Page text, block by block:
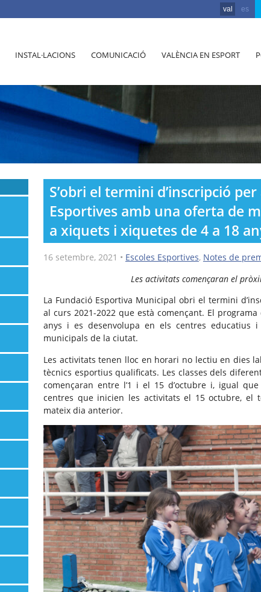
val es
INSTAL·LACIONS COMUNICACIÓ VALÈNCIA EN ESPORT
S’obri el termini d’inscripció per
Esportives amb una oferta de
a xiquets i xiquetes de 4 a 18
16 setembre, 2021 • Escoles Esportives, Notes de
Les activitats començaran el
La Fundació Esportiva Municipal obri el termini
al curs 2021-2022 que està començant. El
anys i es desenvolupa en els centres educatius i
municipals de la ciutat.
Les activitats tenen lloc en horari no lectiu en dies
tècnics esportius qualificats. Les classes dels
començaran entre l’1 i el 15 d’octubre i, igual
centres que inicien les activitats el 15 octubre, el
mateix dia anterior.